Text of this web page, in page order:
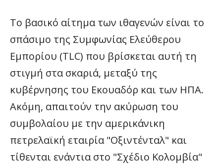
Το βασικό αίτημα των ιθαγενών είναι το
σπάσιμο της Συμφωνίας Ελεύθερου
Εμπορίου (TLC) που βρίσκεται αυτή τη
στιγμή στα σκαριά, μεταξύ της
κυβέρνησης του Εκουαδόρ και των ΗΠΑ.
Ακόμη, απαιτούν την ακύρωση του
συμβολαίου με την αμερικάνικη
πετρελαϊκή εταιρία "Οξιντένταλ" και
τίθενται ενάντια στο "Σχέδιο Κολομβία"